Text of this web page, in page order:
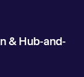
& Hub-and-